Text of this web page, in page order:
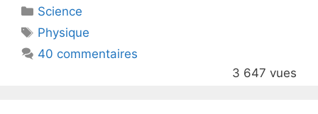
er e
b
o
Catégories
Science
Étiquettes
Physique
40 commentaires
3 647 vues